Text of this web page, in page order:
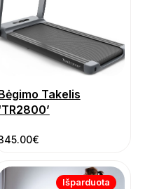
Takelis
€
Išparduota